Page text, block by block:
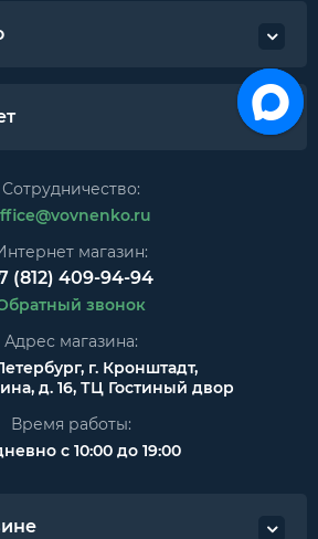
Сотрудничество:
магазин:
(812) 409-94-94
звонок
Адрес магазина:
г. Кронштадт,
д. 16, ТЦ Гостиный двор
Время работы:
с 10:00 до 19:00